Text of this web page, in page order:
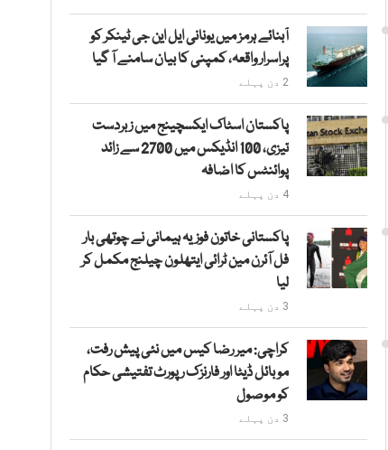
آبنائے ہرمز میں یونانی ایل این جی ٹینکر کو
پراسرار واقعہ، کمپنی کا بیان سامنے آ گیا
2 دن پہلے
پاکستان اسٹاک ایکسچینج میں زبردست
تیزی، 100 انڈیکس میں 2700 سے زائد
پوائنٹس کا اضافہ
4 دن پہلے
پاکستانی خاتون فوزیہ ہیمانی نے چوتھی بار
فل آئرن مین ٹرائی ایتھلون چیلنج مکمل کر
لیا
3 دن پہلے
کراچی: میر رضا کیس میں نئی پیش رفت،
موبائل ڈیٹا اور فارنزک رپورٹ تفتیشی حکام
کو موصول
3 دن پہلے